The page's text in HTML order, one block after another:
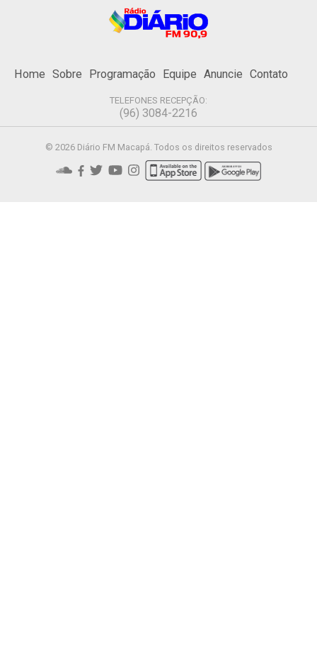
Home Sobre Programação Equipe Anuncie Contato
TELEFONES RECEPÇÃO:
(96) 3084-2216
© 2026 Diário FM Macapá. Todos os direitos reservados